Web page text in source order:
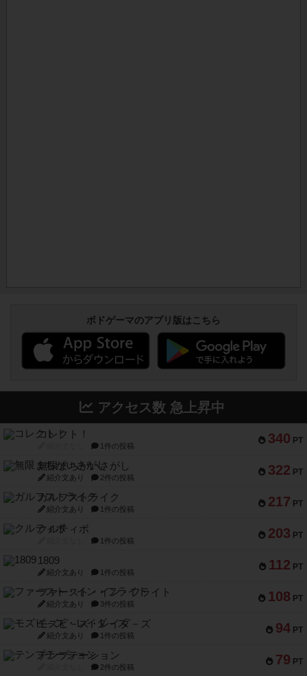
ボドゲーマのアプリ版はこちら
アクセス数 急上昇中
340 PT
コレクト！
1件の投稿
322 PT
無限まちがいさがし
紹介文あり 2件の投稿
217 PT
ガルフストライク
紹介文あり 1件の投稿
203 PT
クルティボ
1件の投稿
112 PT
1809
紹介文あり 1件の投稿
108 PT
ファースト・イン・フライト
紹介文あり 3件の投稿
94 PT
モズビ－ズ・レイダ－ズ
紹介文あり 1件の投稿
79 PT
テンプテーション
2件の投稿